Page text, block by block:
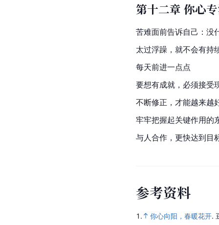
第十二章 你心
苦难面前告诉自己：没
太过浮躁，就不会有持
每天前进一点点
要想有成就，必须接受
不断修正，才能越来越
牢牢把握起关键作用的
与人合作，更快达到目
参考资料
1. 你心向阳，春暖花开.